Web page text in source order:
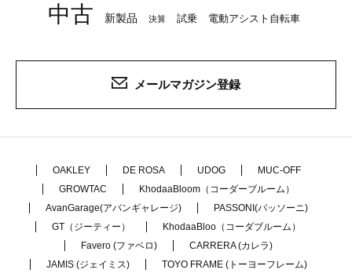
中古
新製品 決算 試乗 電動アシスト自転車
メールマガジン登録
OAKLEY DE ROSA UDOG
MUC-OFF
GROWTAC
KhodaaBloom（コーダーブルーム）
AvanGarage(アバンギャレージ)
PASSONI(パッソーニ)
GT（ジーティー）
KhodaaBloo（コーダブルーム）
Favero (ファベロ)
CARRERA (カレラ)
JAMIS (ジェイミス)
TOYO FRAME (トーヨーフレーム)